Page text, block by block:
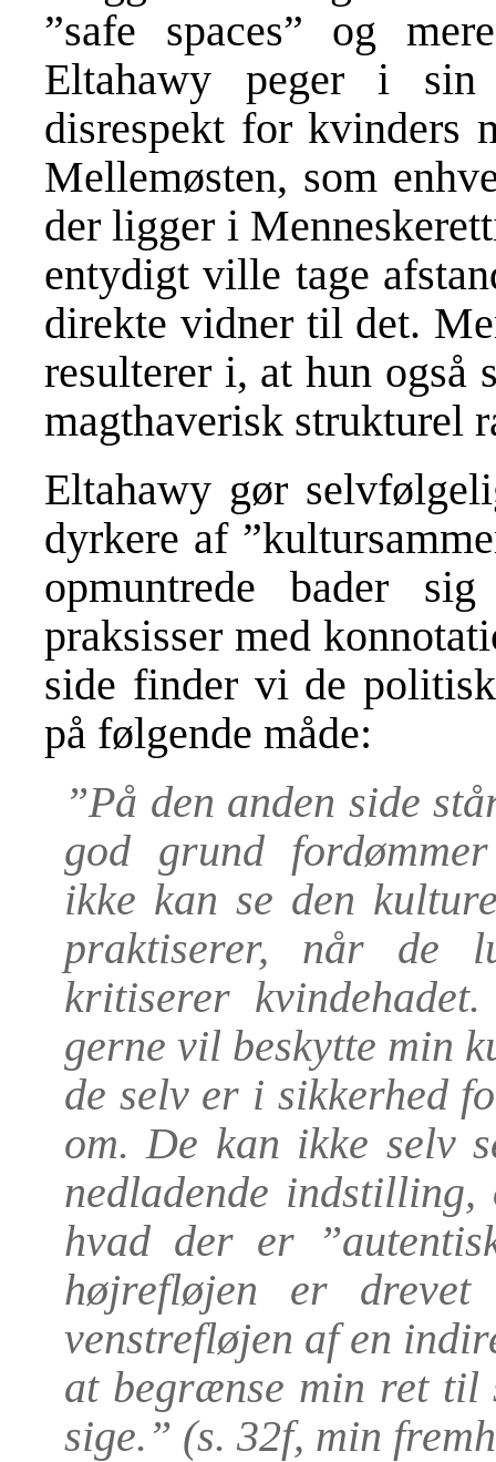
”safe spaces” og
Eltahawy peger i
disrespekt for kvinders
Mellemøsten, som
der ligger i
entydigt ville tage
direkte vidner til det.
resulterer i, at hun også
magthaverisk strukturel
Eltahawy gør
dyrkere af
opmuntrede bader
praksisser med
side finder vi de
på følgende måde:
”På den anden side
god grund
ikke kan se den
praktiserer, når de
kritiserer kvindehadet.
gerne vil beskytte min
de selv er i sikkerhed
om. De kan ikke selv
nedladende
hvad der er
højrefløjen er
venstrefløjen af en
at begrænse min ret til
sige.” (s. 32f, min